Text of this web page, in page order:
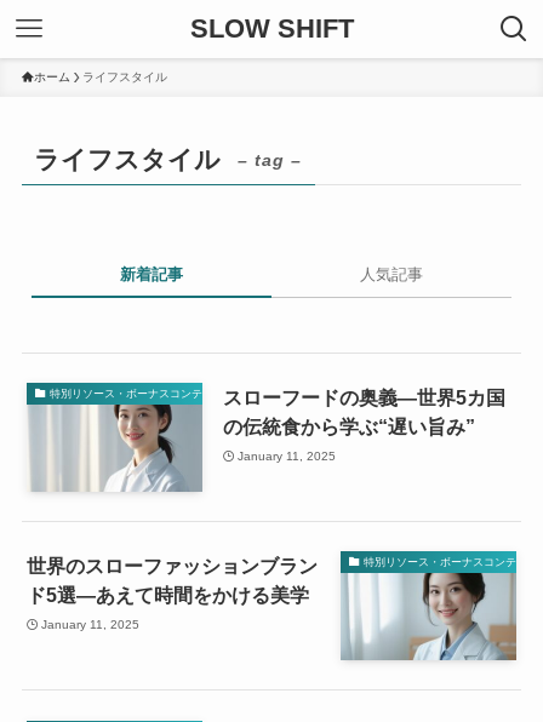
SLOW SHIFT
ホーム ライフスタイル
ライフスタイル – tag –
新着記事 人気記事
特別リソース・ボーナスコンテンツ スローフードの奥義—世界5カ国
の伝統食から学ぶ“遅い旨み”
January 11, 2025
特別リソース・ボーナスコンテンツ
世界のスローファッションブラン
ド5選—あえて時間をかける美学
January 11, 2025